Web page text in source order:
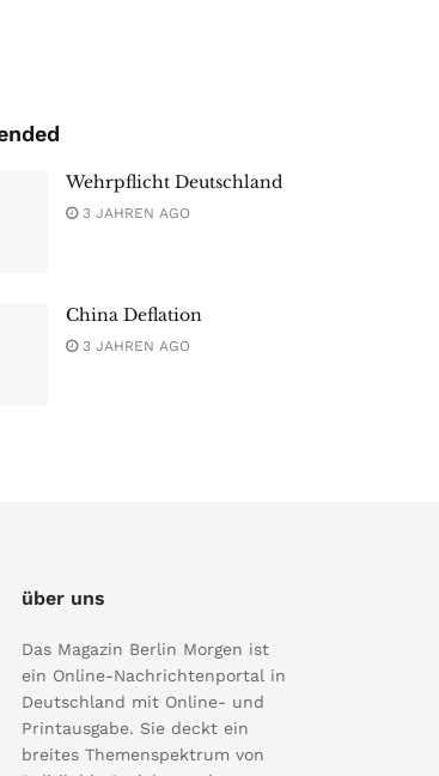
Wehrpflicht Deutschland
3 JAHREN AGO
China Deflation
3 JAHREN AGO
über uns
Das Magazin Berlin Morgen ist
ein Online-Nachrichtenportal in
Deutschland mit Online- und
Printausgabe. Sie deckt ein
breites Themenspektrum von